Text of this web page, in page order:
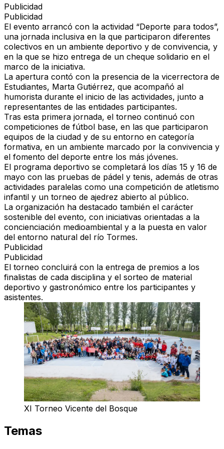
Publicidad
Publicidad
El evento arrancó con la actividad “Deporte para todos”,
una jornada inclusiva en la que participaron diferentes
colectivos en un ambiente deportivo y de convivencia, y
en la que se hizo entrega de un cheque solidario en el
marco de la iniciativa.
La apertura contó con la presencia de la vicerrectora de
Estudiantes, Marta Gutiérrez, que acompañó al
humorista durante el inicio de las actividades, junto a
representantes de las entidades participantes.
Tras esta primera jornada, el torneo continuó con
competiciones de fútbol base, en las que participaron
equipos de la ciudad y de su entorno en categoría
formativa, en un ambiente marcado por la convivencia y
el fomento del deporte entre los más jóvenes.
El programa deportivo se completará los días 15 y 16 de
mayo con las pruebas de pádel y tenis, además de otras
actividades paralelas como una competición de atletismo
infantil y un torneo de ajedrez abierto al público.
La organización ha destacado también el carácter
sostenible del evento, con iniciativas orientadas a la
concienciación medioambiental y a la puesta en valor
del entorno natural del río Tormes.
Publicidad
Publicidad
El torneo concluirá con la entrega de premios a los
finalistas de cada disciplina y el sorteo de material
deportivo y gastronómico entre los participantes y
asistentes.
XI Torneo Vicente del Bosque
Temas